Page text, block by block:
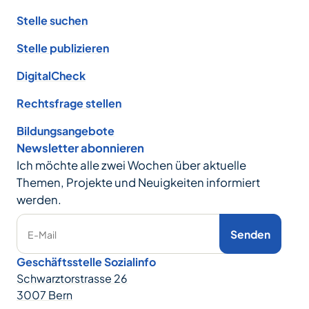
Stelle suchen
Stelle publizieren
DigitalCheck
Rechtsfrage stellen
Bildungsangebote
Newsletter abonnieren
Ich möchte alle zwei Wochen über aktuelle
Themen, Projekte und Neuigkeiten informiert
werden.
E-Mail Senden
Geschäftsstelle Sozialinfo
Schwarztorstrasse 26
3007 Bern